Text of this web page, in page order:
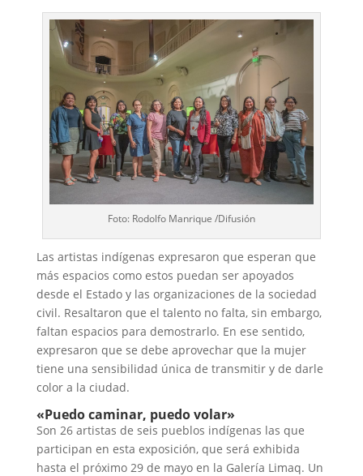
Foto: Rodolfo Manrique /Difusión
Las artistas indígenas expresaron que esperan que
más espacios como estos puedan ser apoyados
desde el Estado y las organizaciones de la sociedad
civil. Resaltaron que el talento no falta, sin embargo,
faltan espacios para demostrarlo. En ese sentido,
expresaron que se debe aprovechar que la mujer
tiene una sensibilidad única de transmitir y de darle
color a la ciudad.
«Puedo caminar, puedo volar»
Son 26 artistas de seis pueblos indígenas las que
participan en esta exposición, que será exhibida
hasta el próximo 29 de mayo en la Galería Limaq. Un